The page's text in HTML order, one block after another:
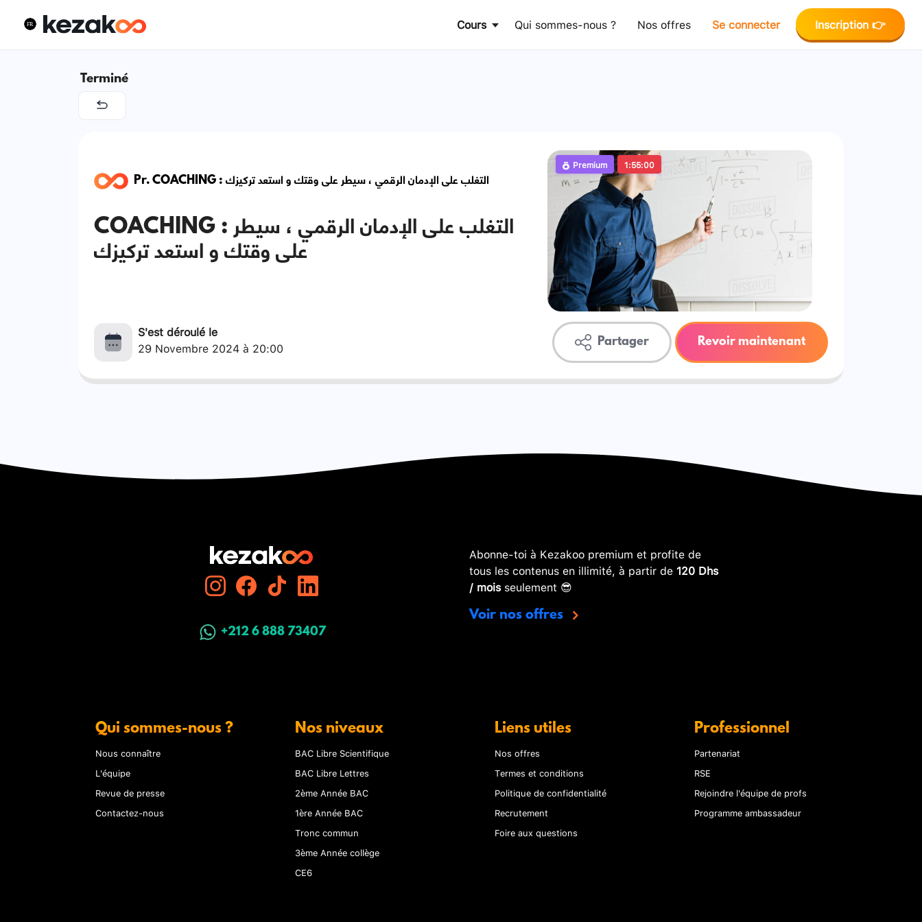
Cours Qui sommes-nous ? Nos offres Se connecter Inscription 👉
Terminé
Pr. COACHING : التغلب على الإدمان الرقمي ، سيطر على وقتك و استعد تركيزك
COACHING : التغلب على الإدمان الرقمي ، سيطر
على وقتك و استعد تركيزك
Premium 1:55:00
S'est déroulé le
29 Novembre 2024 à 20:00
Partager Revoir maintenant
+212 6 888 73407
Abonne-toi à Kezakoo premium et profite de
tous les contenus en illimité, à partir de 120 Dhs
/ moisseulement 😎
Voir nos offres
Qui sommes-nous ?
Nous connaître
L'équipe
Revue de presse
Contactez-nous
Nos niveaux
BAC Libre Scientifique
BAC Libre Lettres
2ème Année BAC
1ère Année BAC
Tronc commun
3ème Année collège
CE6
Liens utiles
Nos offres
Termes et conditions
Politique de confidentialité
Recrutement
Foire aux questions
Professionnel
Partenariat
RSE
Rejoindre l'équipe de profs
Programme ambassadeur